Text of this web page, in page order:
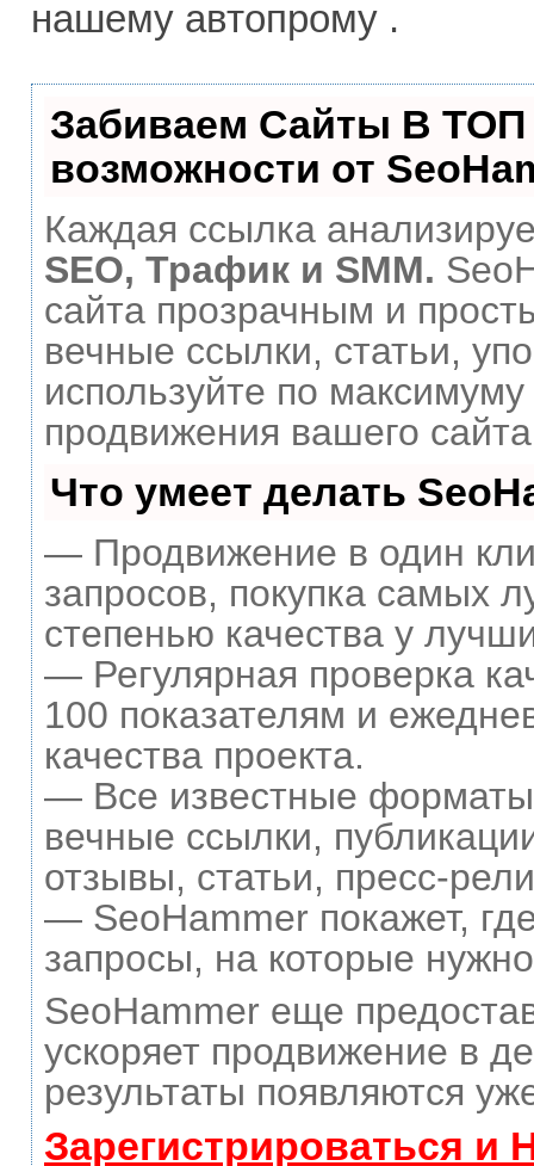
нашему автопрому .
Забиваем Сайты В
возможности от
Каждая ссылка
SEO, Трафик и SMM.
сайта прозрачным и
вечные ссылки, статьи,
используйте по
продвижения вашего
Что умеет делать
— Продвижение в один
запросов, покупка самых
степенью качества у
— Регулярная проверка
100 показателям и
качества проекта.
— Все известные
вечные ссылки,
отзывы, статьи, пресс-
— SeoHammer покажет,
запросы, на которые
SeoHammer еще
ускоряет продвижение в
результаты появляются
Зарегистрироваться и